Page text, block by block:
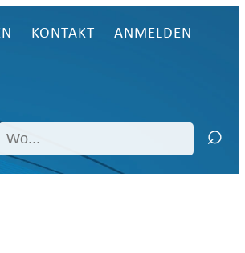
KONTAKT ANMELDEN